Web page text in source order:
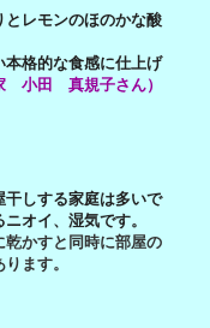
とレモンのほのかな酸
本格的な食感に仕上げ
規子さん）
しする家庭は多いで
オイ、湿気です。
かすと同時に部屋の
ます。